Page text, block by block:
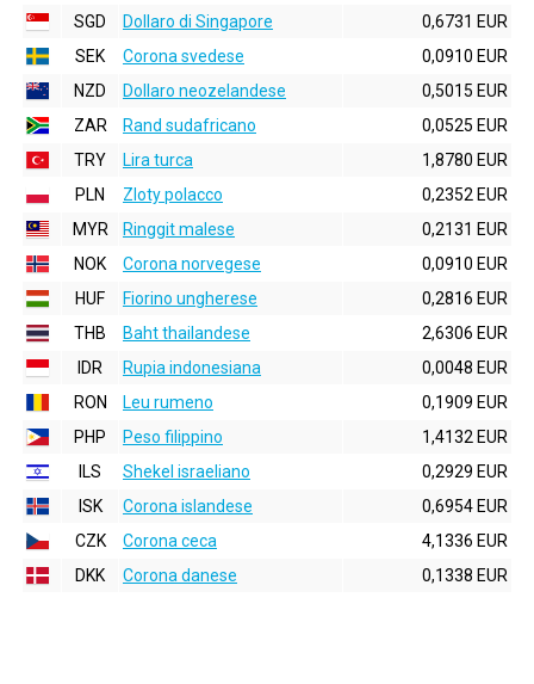
SGD
Dollaro di Singapore
0,6731 EUR
SEK
Corona svedese
0,0910 EUR
NZD
Dollaro neozelandese
0,5015 EUR
ZAR
Rand sudafricano
0,0525 EUR
TRY
Lira turca
1,8780 EUR
PLN
Zloty polacco
0,2352 EUR
MYR
Ringgit malese
0,2131 EUR
NOK
Corona norvegese
0,0910 EUR
HUF
Fiorino ungherese
0,2816 EUR
THB
Baht thailandese
2,6306 EUR
IDR
Rupia indonesiana
0,0048 EUR
RON
Leu rumeno
0,1909 EUR
PHP
Peso filippino
1,4132 EUR
ILS
Shekel israeliano
0,2929 EUR
ISK
Corona islandese
0,6954 EUR
CZK
Corona ceca
4,1336 EUR
DKK
Corona danese 0,1338 EUR